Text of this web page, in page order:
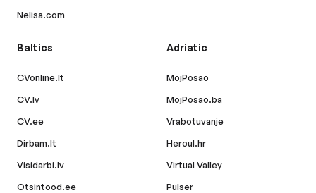
Nelisa.com
Baltics
CVonline.lt
CV.lv
CV.ee
Dirbam.lt
Visidarbi.lv
Otsintood.ee
Adriatic
MojPosao
MojPosao.ba
Vrabotuvanje
Hercul.hr
Virtual Valley
Pulser